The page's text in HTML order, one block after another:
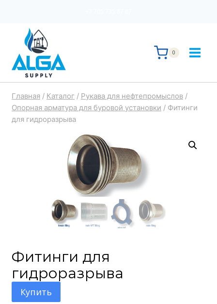
содержимому
0
Главная / Каталог / Рукава для нефтепромыслов /
Опорная арматура для буровой установки / Фитинги
для гидроразрыва
Фитинги для
гидроразрыва
Купить